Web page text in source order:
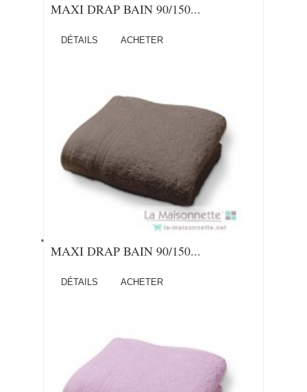
MAXI DRAP BAIN 90/150...
DÉTAILS ACHETER
MAXI DRAP BAIN 90/150...
DÉTAILS ACHETER